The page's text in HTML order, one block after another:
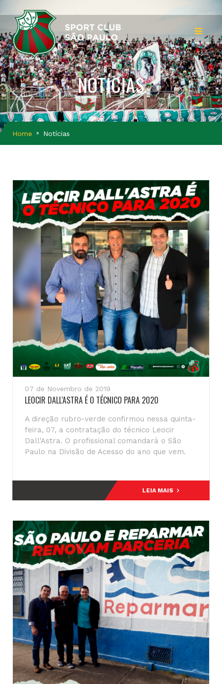
NOTÍCIAS
Home Notícias
07 de Novembro de 2019
LEOCIR DALL'ASTRA É O TÉCNICO PARA 2020
A direção rubro-verde confirmou nessa quinta-
feira, 07, a contratação do técnico Leocir
Dall'Astra. O profissional comandará o São
Paulo na Divisão de Acesso do ano que vem.
LEIA MAIS